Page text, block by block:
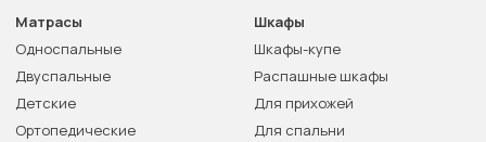
Матрасы
Односпальные
Двуспальные
Детские
Ортопедические
Шкафы
Шкафы-купе
Распашные шкафы
Для прихожей
Для спальни